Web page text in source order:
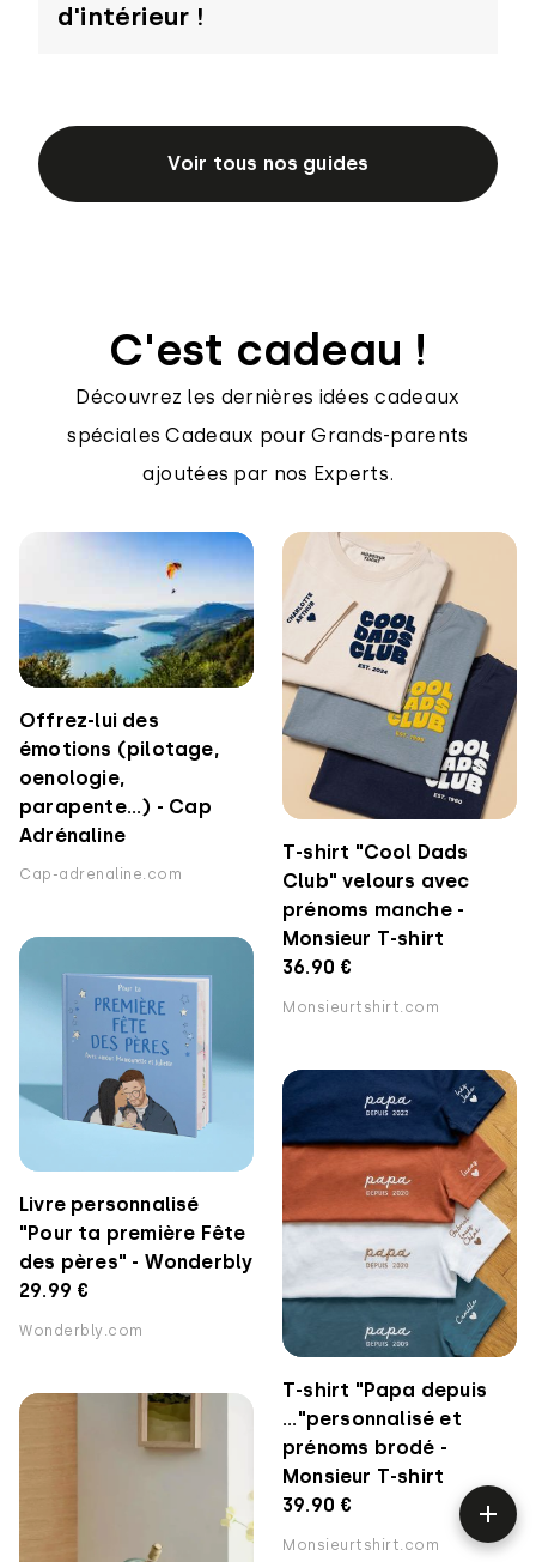
d'intérieur !
Voir tous nos guides
C'est cadeau !
Découvrez les dernières idées cadeaux
spéciales Cadeaux pour Grands-parents
ajoutées par nos Experts.
Offrez-lui des
émotions (pilotage,
oenologie,
parapente...) - Cap
Adrénaline
Cap-adrenaline.com
T-shirt "Cool Dads
Club" velours avec
prénoms manche -
Monsieur T-shirt
36.90 €
Monsieurtshirt.com
Livre personnalisé
"Pour ta première Fête
des pères" - Wonderbly
29.99 €
Wonderbly.com
T-shirt "Papa depuis
..."personnalisé et
prénoms brodé -
Monsieur T-shirt
39.90 €
Monsieurtshirt.com